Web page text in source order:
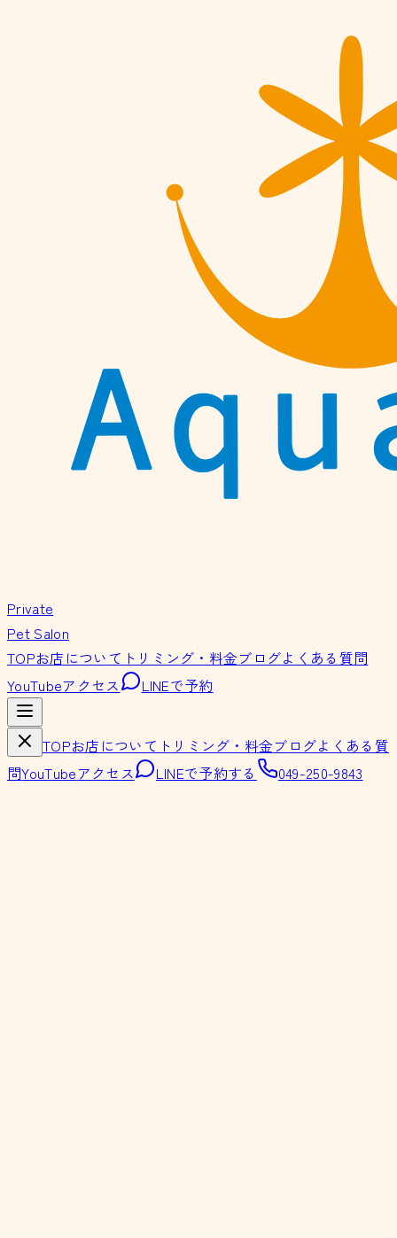
Private
Pet Salon
TOPお店について トリミング・料金ブログよくある質問
YouTubeアクセス LINEで予約
TOPお店について トリミング・料金ブログよくある質
問YouTubeアクセス LINEで予約する 049-250-9843